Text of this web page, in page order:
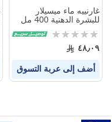
غارنييه ماء ميسيلار
للبشرة الدهنية 400 مل
Rating:
0%
٤٨٫٠٩
أضف إلى عربة التسوق